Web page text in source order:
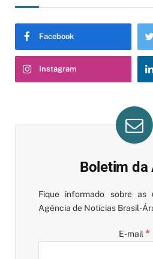
Facebook
Instagram
Boletim da
Fique informado sobre as
Agência de Notícias Brasil-
E-mail *